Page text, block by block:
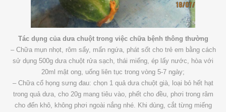
Tác dụng của dưa chuột trong việc chữa bệnh thông thường
– Chữa mụn nhọt, rôm sẩy, mẩn ngứa, phát sốt cho trẻ em bằng cách
sử dụng 500g dưa chuột rửa sạch, thái miếng, ép lấy nước, hòa với
20ml mật ong, uống liên tục trong vòng 5-7 ngày;
– Chữa cổ họng sưng đau: chọn 1 quả dưa chuột già, loại bỏ hết hạt
trong quả dưa, cho 20g mang tiêu vào, phết cho đều, phơi trong râm
cho đến khô, không phơi ngoài nắng nhé. Khi dùng, cắt từng miếng